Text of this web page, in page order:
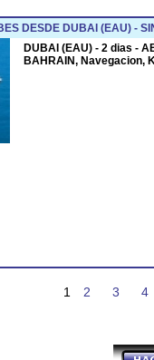
DESDE DUBAI (EAU) -
DUBAI (EAU) - 2 dias -
BAHRAIN, Navegacion,
1 2 3 4